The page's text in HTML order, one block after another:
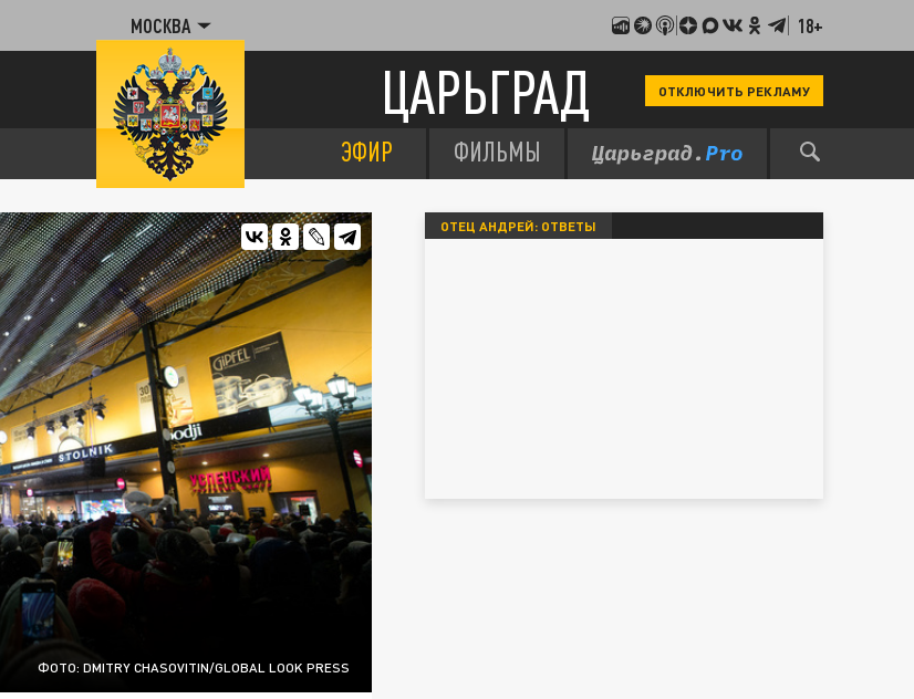
МОСКВА 18+
ЦАРЬГРАД ОТКЛЮЧИТЬ РЕКЛАМУ
ЭФИР ФИЛЬМЫ
ФОТО: DMITRY CHASOVITIN/GLOBAL LOOK PRESS
ОТЕЦ АНДРЕЙ: ОТВЕТЫ